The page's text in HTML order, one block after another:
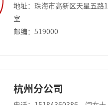
地址：珠海市高新区天星五路
室
邮编：519000
杭州分公司